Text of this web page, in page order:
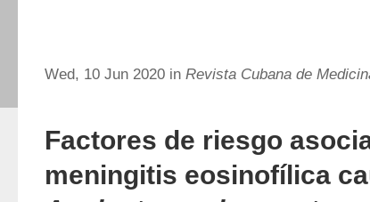
Wed, 10 Jun 2020 in Revista Cubana de
Factores de riesgo
meningitis eosinofílica